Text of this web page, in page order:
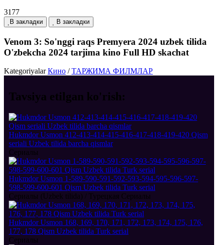
3177
В закладки В закладки
Venom 3: So'nggi raqs Premyera 2024 uzbek tilida
O'zbekcha 2024 tarjima kino Full HD skachat
Kategoriyalar Кино /ТАРЖИМА ФИЛМЛАР
Tavsiya etilgan ko'rish:
Hukmdor Usmon 412-413-414-415-416-417-418-419-420 Qism
seriali Uzbek tilida barcha qismlar
Сериалы
Hukmdor Usmon 1-589-590-591-592-593-594-595-596-597-
598-599-600-601 Qism Uzbek tilida Turk serial
Сериалы (Uzbek tilida) / Турецкая Сериалы
Hukmdor Usmon 168, 169, 170, 171, 172, 173, 174, 175, 176,
177, 178 Qism Uzbek tilida Turk serial
Сериалы